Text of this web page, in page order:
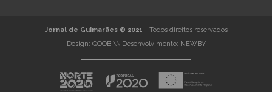
Jornal de Guimarães © 2021 - Todos direitos reservados
Design: QOOB\\ Desenvolvimento: NEWBY